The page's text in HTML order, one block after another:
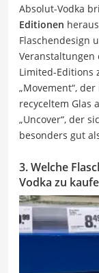
Absolut-Vodka
Editionen
Flaschendesign
Veranstaltungen
Limited-Editions
„Movement“,
recyceltem Glas
„Uncover“, der
besonders gut
3. Welche
Vodka zu